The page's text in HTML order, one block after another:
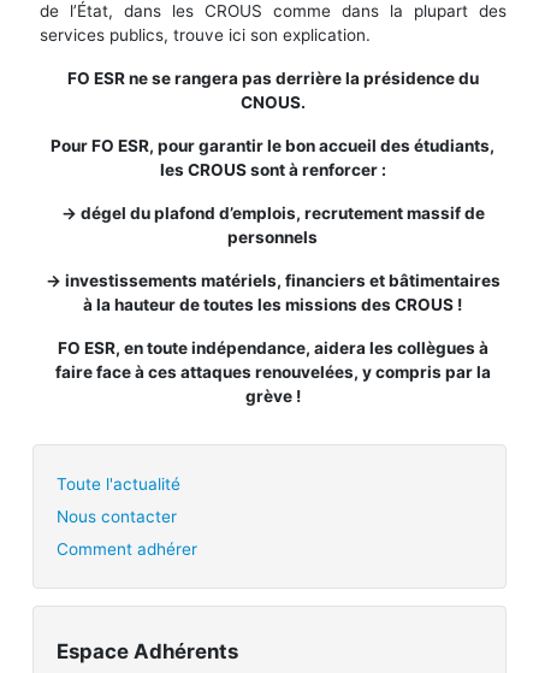
de l’État, dans les CROUS comme dans la plupart des
services publics, trouve ici son explication.
FO ESR ne se rangera pas derrière la présidence du
CNOUS.
Pour FO ESR, pour garantir le bon accueil des étudiants,
les CROUS sont à renforcer :
-> dégel du plafond d’emplois, recrutement massif de
personnels
-> investissements matériels, financiers et bâtimentaires
à la hauteur de toutes les missions des CROUS !
FO ESR, en toute indépendance, aidera les collègues à
faire face à ces attaques renouvelées, y compris par la
grève !
Toute l'actualité
Nous contacter
Comment adhérer
Espace Adhérents